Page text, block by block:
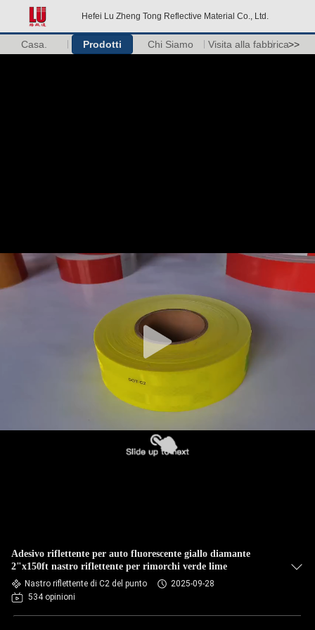
Hefei Lu Zheng Tong Reflective Material Co., Ltd.
Casa. Prodotti Chi Siamo Visita alla fabbrica>>
Adesivo riflettente per auto fluorescente giallo diamante
2"x150ft nastro riflettente per rimorchi verde lime
Nastro riflettente di C2 del punto
2025-09-28
534 opinioni